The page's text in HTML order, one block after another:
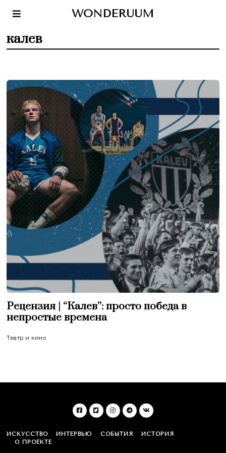
WONDERUUM
калев
Рецензия | “Калев”: просто победа в
непростые времена
Театр и кино
ИСКУССТВО ИНТЕРВЬЮ СОБЫТИЯ
ИСТОРИЯ
О ПРОЕКТЕ